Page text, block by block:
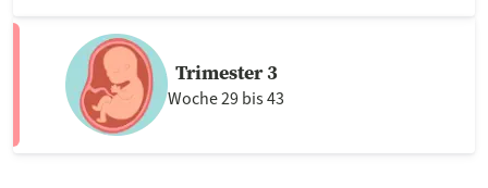
Trimester 3
Woche 29 bis 43